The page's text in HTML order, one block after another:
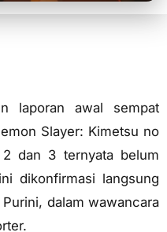
laporan awal sempat
Slayer: Kimetsu no
dan 3 ternyata belum
dikonfirmasi langsung
dalam wawancara